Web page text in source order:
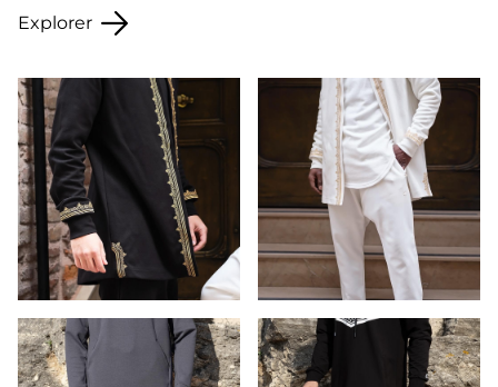
Explorer